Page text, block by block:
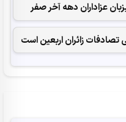
عزاداران دهه آخر صفر
زائران اربعین است